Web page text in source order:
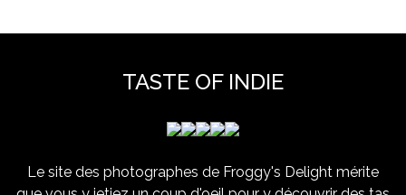
TASTE OF INDIE
Le site des photographes de Froggy's Delight mérite